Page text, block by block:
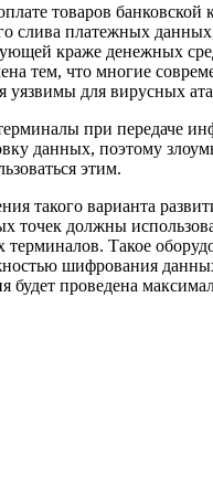
товаров банковской
слива платежных
краже денежных
тем, что многие
уязвимы для вирусных
при передаче
данных, поэтому
этим.
такого варианта
точек должны
Такое
шифрования
будет проведена